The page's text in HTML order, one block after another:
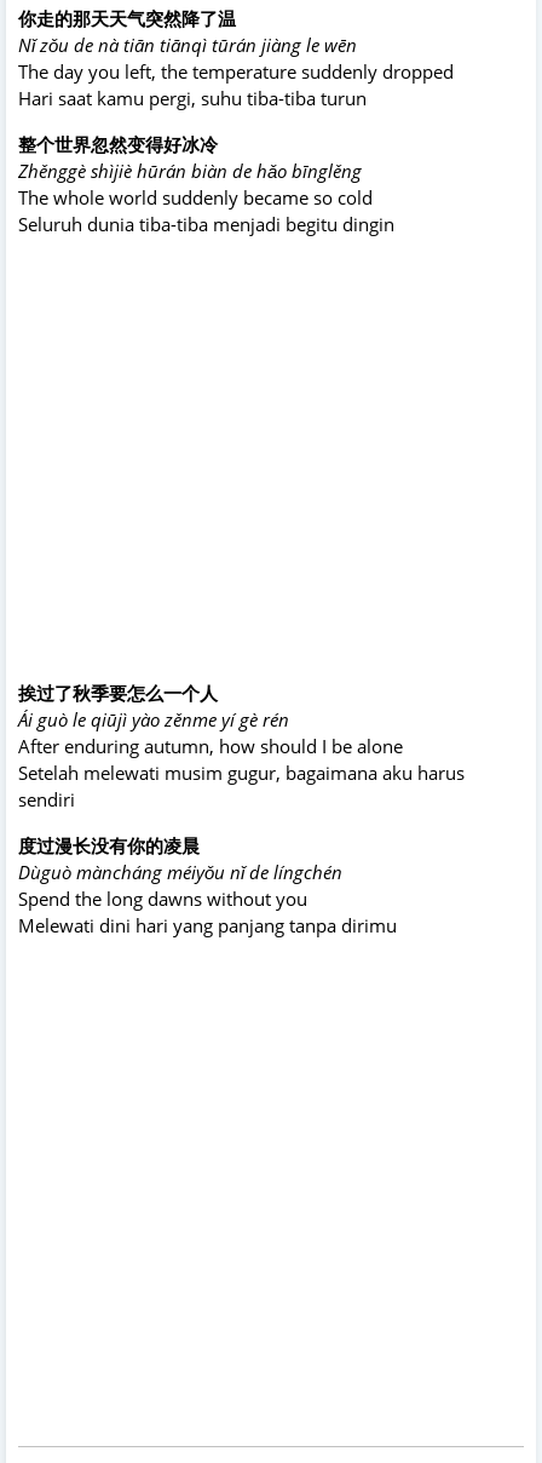
你走的那天天气突然降了温
Nǐ zǒu de nà tiān tiānqì tūrán jiàng le wēn
The day you left, the temperature suddenly dropped
Hari saat kamu pergi, suhu tiba-tiba turun
整个世界忽然变得好冰冷
Zhěnggè shìjiè hūrán biàn de hǎo bīnglěng
The whole world suddenly became so cold
Seluruh dunia tiba-tiba menjadi begitu dingin
挨过了秋季要怎么一个人
Ái guò le qiūjì yào zěnme yí gè rén
After enduring autumn, how should I be alone
Setelah melewati musim gugur, bagaimana aku harus
sendiri
度过漫长没有你的凌晨
Dùguò màncháng méiyǒu nǐ de língchén
Spend the long dawns without you
Melewati dini hari yang panjang tanpa dirimu